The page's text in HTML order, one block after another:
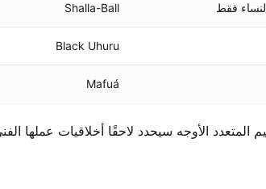
فقط Shalla-Ball
Black Uhuru
Mafuá
الأوجه سيحدد لاحقًا أخلاقيات عملها